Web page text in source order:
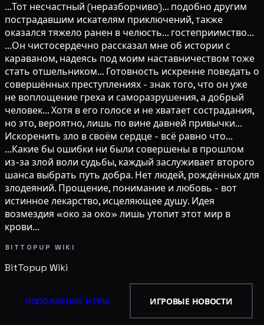
...Тот несчастный (неразборчиво)... подобно другим
пострадавшим искателям приключений, также
оказался тяжело ранен в челюсть... гостеприимство...
...Он чистосердечно рассказал мне об истории с
караваном, надеясь под моим наставничеством тоже
стать отшельником... Готовность искренне поведать о
совершённых преступлениях - знак того, что он уже
не воплощение греха и саморазрушения, а добрый
человек... Хотя в его голосе и не хватает сострадания,
но это, вероятно, лишь по вине давней привычки...
Искоренить зло в своём сердце - всё равно что...
...Какие бы ошибки ни были совершены в прошлом
из-за злой воли судьбы, каждый заслуживает второго
шанса выбрать путь добра. Нет людей, рождённых для
злодеяний. Прощение, понимание и любовь - вот
истинное лекарство, исцеляющее душу. Идея
возмездия «око за око» лишь утопит этот мир в
крови...
BITTOPUP WIKI
BitTopup Wiki
ПОПОЛНЕНИЕ ИГРЫ ИГРОВЫЕ НОВОСТИ